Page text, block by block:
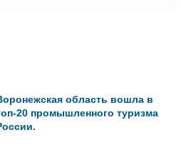
область вошла в
20 промышленного туризма